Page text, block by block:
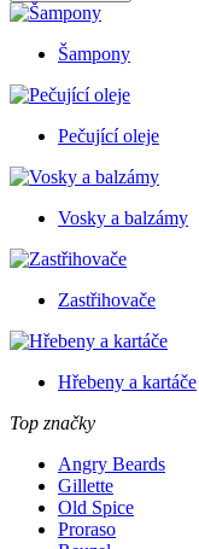
Šampony
Pečující oleje
Vosky a balzámy
Zastřihovače
Hřebeny a kartáče
Top značky
Angry Beards
Gillette
Old Spice
Proraso